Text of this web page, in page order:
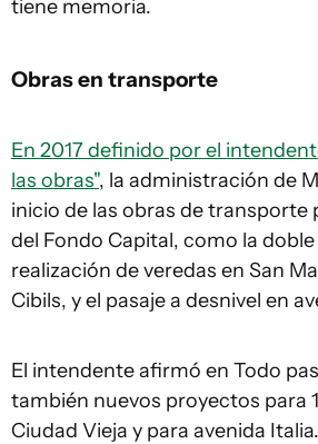
tiene memoria.
Obras en transporte
En 2017 definido por el
las obras", la administración de
inicio de las obras de transporte
del Fondo Capital, como la doble
realización de veredas en San
Cibils, y el pasaje a desnivel en
El intendente afirmó en Todo
también nuevos proyectos para
Ciudad Vieja y para avenida